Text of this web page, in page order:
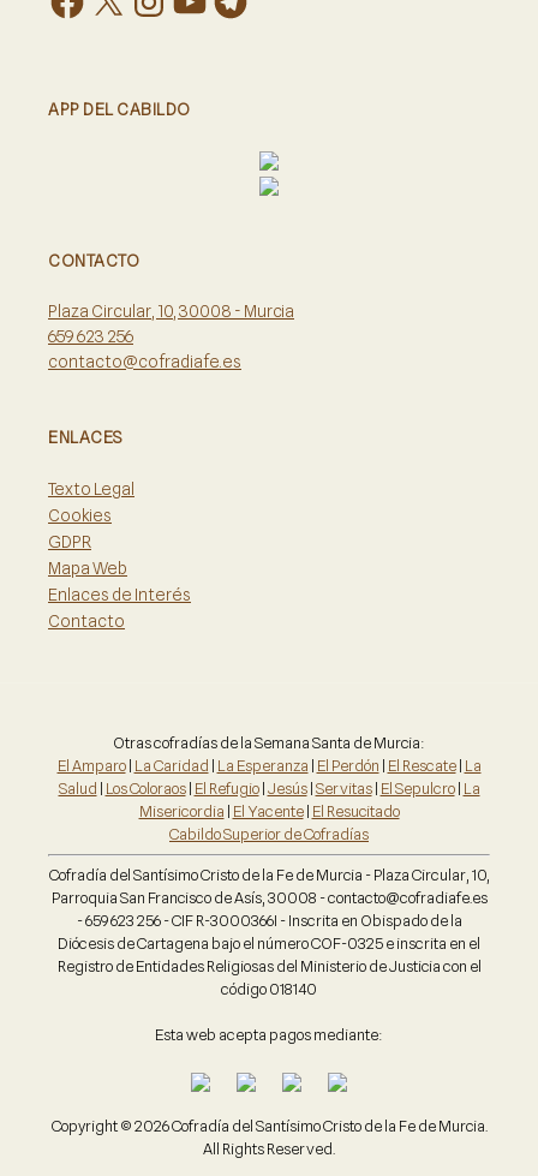
APP DEL CABILDO
CONTACTO
Plaza Circular, 10, 30008 - Murcia
659 623 256
contacto@cofradiafe.es
ENLACES
Texto Legal
Cookies
GDPR
Mapa Web
Enlaces de Interés
Contacto
Otras cofradías de la Semana Santa de Murcia:
El Amparo| La Caridad | La Esperanza | El Perdón | El Rescate| La
Salud | Los Coloraos| El Refugio|Jesús|Servitas| El Sepulcro| La
Misericordia | El Yacente| El Resucitado
Cabildo Superior de Cofradías
Cofradía del Santísimo Cristo de la Fe de Murcia - Plaza Circular, 10,
Parroquia San Francisco de Asís, 30008 - contacto@cofradiafe.es
- 659 623 256 - CIF R-3000366I - Inscrita en Obispado de la
Diócesis de Cartagena bajo el número COF-0325 e inscrita en el
Registro de Entidades Religiosas del Ministerio de Justicia con el
código 018140
Esta web acepta pagos mediante:
Copyright © 2026 Cofradía del Santísimo Cristo de la Fe de Murcia.
All Rights Reserved.